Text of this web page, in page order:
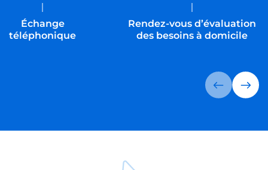
Échange
téléphonique
Rendez-vous d’évaluation
des besoins à domicile